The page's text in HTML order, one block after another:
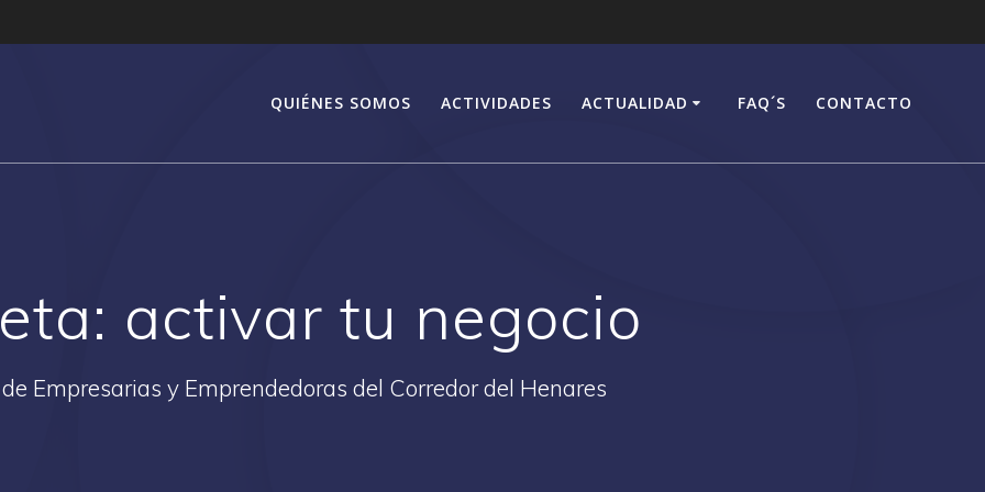
QUIÉNES SOMOS ACTIVIDADES ACTUALIDAD FAQ´S CONTACTO
activar tu negocio
Empresarias y Emprendedoras del Corredor del Henares